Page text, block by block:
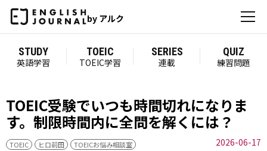
by アルク
STUDY
英語学習
TOEIC
TOEIC学習
SERIES
連載
QUIZ
練習問題
TOEIC受験でいつも時間切れになりま
す。制限時間内に全問を解くには？
TOEIC ヒロ前田 TOEICお悩み相談室 2026-06-17